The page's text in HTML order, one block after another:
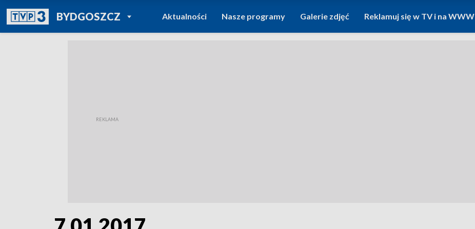
BYDGOSZCZPOWRÓT DO
TVP REGIONY
Aktualności Nasze programy Galerie zdjęć Reklamuj się w TV i na WWW